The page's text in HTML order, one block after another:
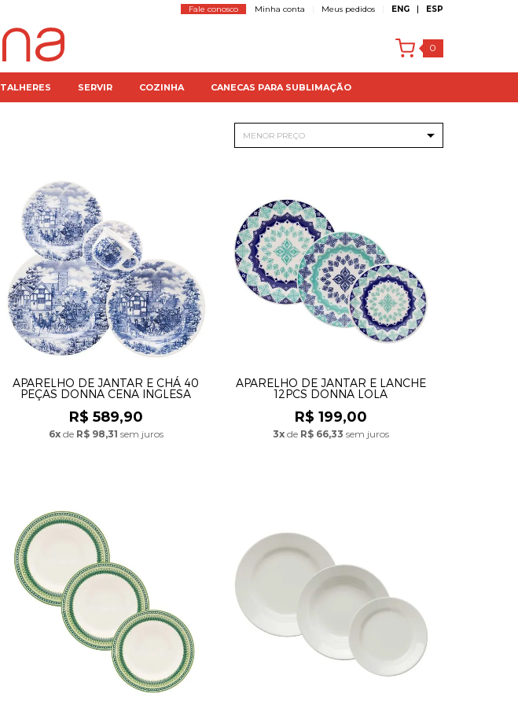
Fale conosco Minha conta Meus pedidos ENG ESP
0
TALHERES SERVIR COZINHA CANECAS PARA SUBLIMAÇÃO
MENOR PREÇO
APARELHO DE JANTAR E CHÁ 40
PEÇAS DONNA CENA INGLESA
R$ 589,90
6xde R$ 98,31 sem juros
APARELHO DE JANTAR E LANCHE
12PCS DONNA LOLA
R$ 199,00
3xde R$ 66,33 sem juros